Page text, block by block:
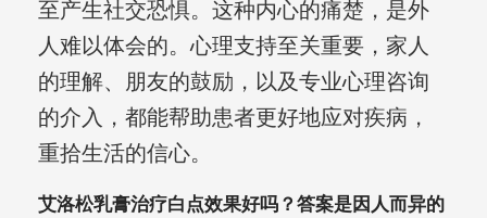
至产生社交恐惧。这种内心的痛楚，是外
人难以体会的。心理支持至关重要，家人
的理解、朋友的鼓励，以及专业心理咨询
的介入，都能帮助患者更好地应对疾病，
重拾生活的信心。
艾洛松乳膏治疗白点效果好吗？答案是因人而异的